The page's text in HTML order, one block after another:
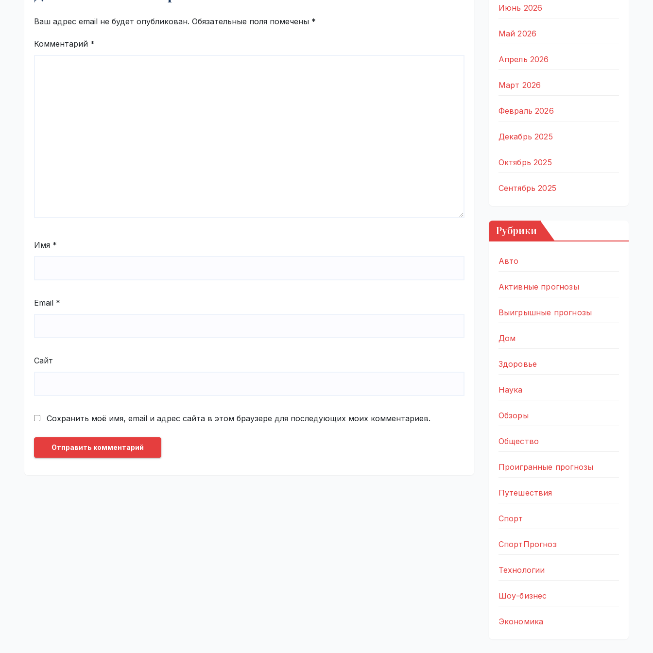
Ваш адрес email не будет опубликован. Обязательные поля помечены *
Комментарий *
Имя *
Email *
Сайт
Сохранить моё имя, email и адрес сайта в этом браузере для последующих моих комментариев.
Июнь 2026
Май 2026
Апрель 2026
Март 2026
Февраль 2026
Декабрь 2025
Октябрь 2025
Сентябрь 2025
Рубрики
Авто
Активные прогнозы
Выигрышные прогнозы
Дом
Здоровье
Наука
Обзоры
Общество
Проигранные прогнозы
Путешествия
Спорт
СпортПрогноз
Технологии
Шоу-бизнес
Экономика